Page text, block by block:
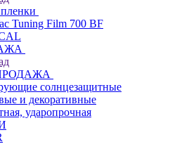
Tuning Film 700 BF
солнцезащитные
и декоративные
ударопрочная